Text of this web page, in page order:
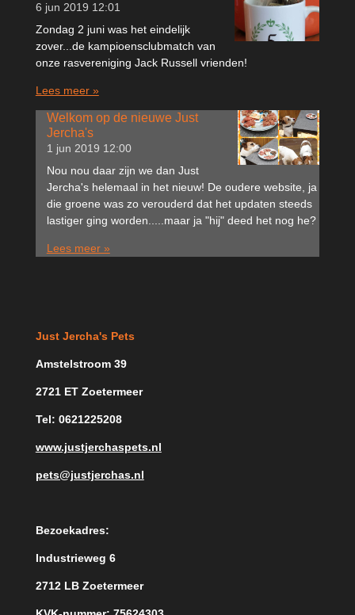
6 jun 2019 12:01
Zondag 2 juni was het eindelijk
zover...de kampioensclubmatch van
onze rasvereniging Jack Russell vrienden!
Lees meer »
Welkom op de nieuwe Just
Jercha's
1 jun 2019 12:00
Nou nou daar zijn we dan Just
Jercha's helemaal in het nieuw! De oudere website, ja
die groene was zo verouderd dat het updaten steeds
lastiger ging worden.....maar ja "hij" deed het nog he?
Lees meer »
Just Jercha's Pets
Amstelstroom 39
2721 ET Zoetermeer
Tel: 0621225208
www.justjerchaspets.nl
pets@justjerchas.nl
Bezoekadres:
Industrieweg 6
2712 LB Zoetermeer